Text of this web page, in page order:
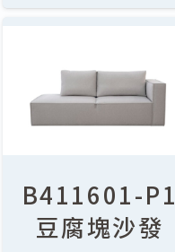
B411601-P1
豆腐塊沙發